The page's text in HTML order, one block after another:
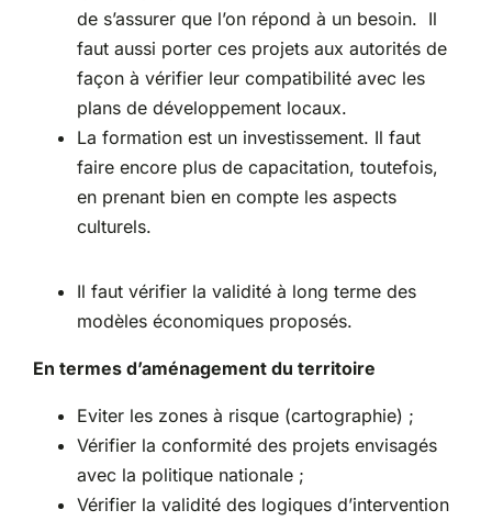
de s’assurer que l’on répond à un besoin. Il
faut aussi porter ces projets aux autorités de
façon à vérifier leur compatibilité avec les
plans de développement locaux.
La formation est un investissement. Il faut
faire encore plus de capacitation, toutefois,
en prenant bien en compte les aspects
culturels.
Il faut vérifier la validité à long terme des
modèles économiques proposés.
En termes d’aménagement du territoire
Eviter les zones à risque (cartographie) ;
Vérifier la conformité des projets envisagés
avec la politique nationale ;
Vérifier la validité des logiques d’intervention